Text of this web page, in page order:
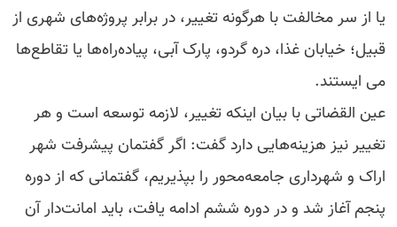
یا از سر مخالفت با هرگونه تغییر، در برابر پروژه‌های شهری از
قبیل؛ خیابان غذا، دره گردو، پارک آبی، پیاده‌راه‌ها یا تقاطع‌ها
می ایستند.
عین القضاتی با بیان اینکه تغییر، لازمه توسعه است و هر
تغییر نیز هزینه‌هایی دارد گفت: اگر گفتمان پیشرفت شهر
اراک و شهرداری جامعه‌محور را بپذیریم، گفتمانی که از دوره
پنجم آغاز شد و در دوره ششم ادامه یافت، باید امانت‌دار آن